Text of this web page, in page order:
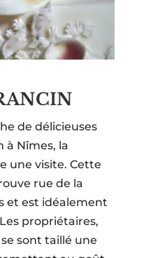
de délicieuses
à Nîmes, la
une visite. Cette
rue de la
et est idéalement
propriétaires,
sont taillé une